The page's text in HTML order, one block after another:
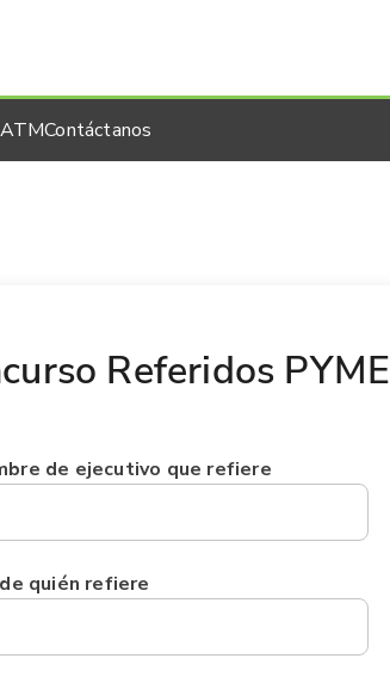
Contáctanos
Referidos PYME
de ejecutivo que refiere
de quién refiere